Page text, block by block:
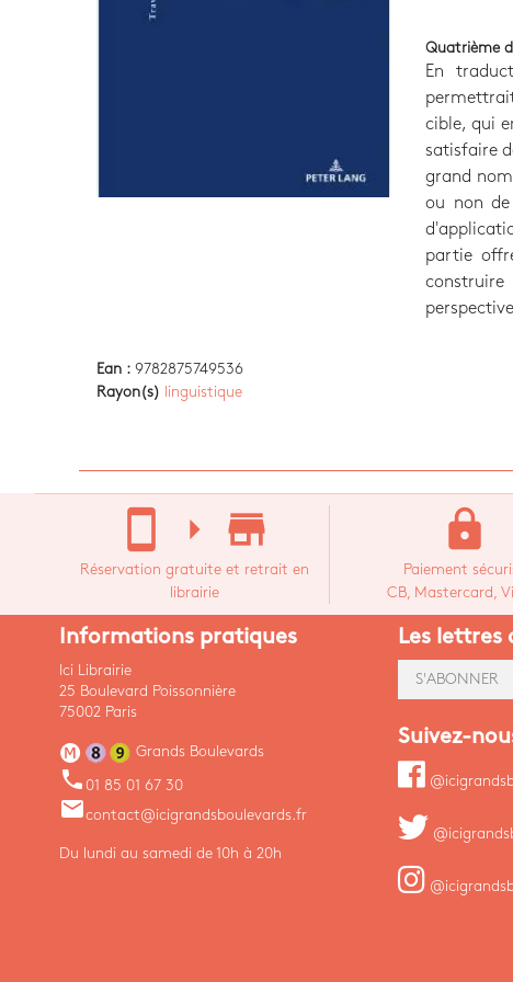
Quatrième
En
cible, qui
satisfaire
grand
ou non
partie
Ean : 9782875749536
Rayon(s)
linguistique
stay_current_portrait arrow_right store_mall_directory
Réservation gratuite et retrait en
librairie
lock
Paiement
CB, Mastercard,
Informations pratiques
Ici Librairie
25 Boulevard Poissonnière
75002 Paris
Grands Boulevards
phone 01 85 01 67 30
emailcontact@icigrandsboulevards.fr
Du lundi au samedi de 10h à 20h
Les
S'ABONNER
Suivez-